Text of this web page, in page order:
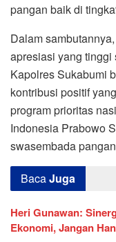
pangan baik di
Dalam
apresiasi yang
Kapolres Sukabumi
kontribusi positif
program prioritas
Indonesia Prabowo
swasembada
BacaJuga
Heri Gunawan:
Ekonomi, Jangan